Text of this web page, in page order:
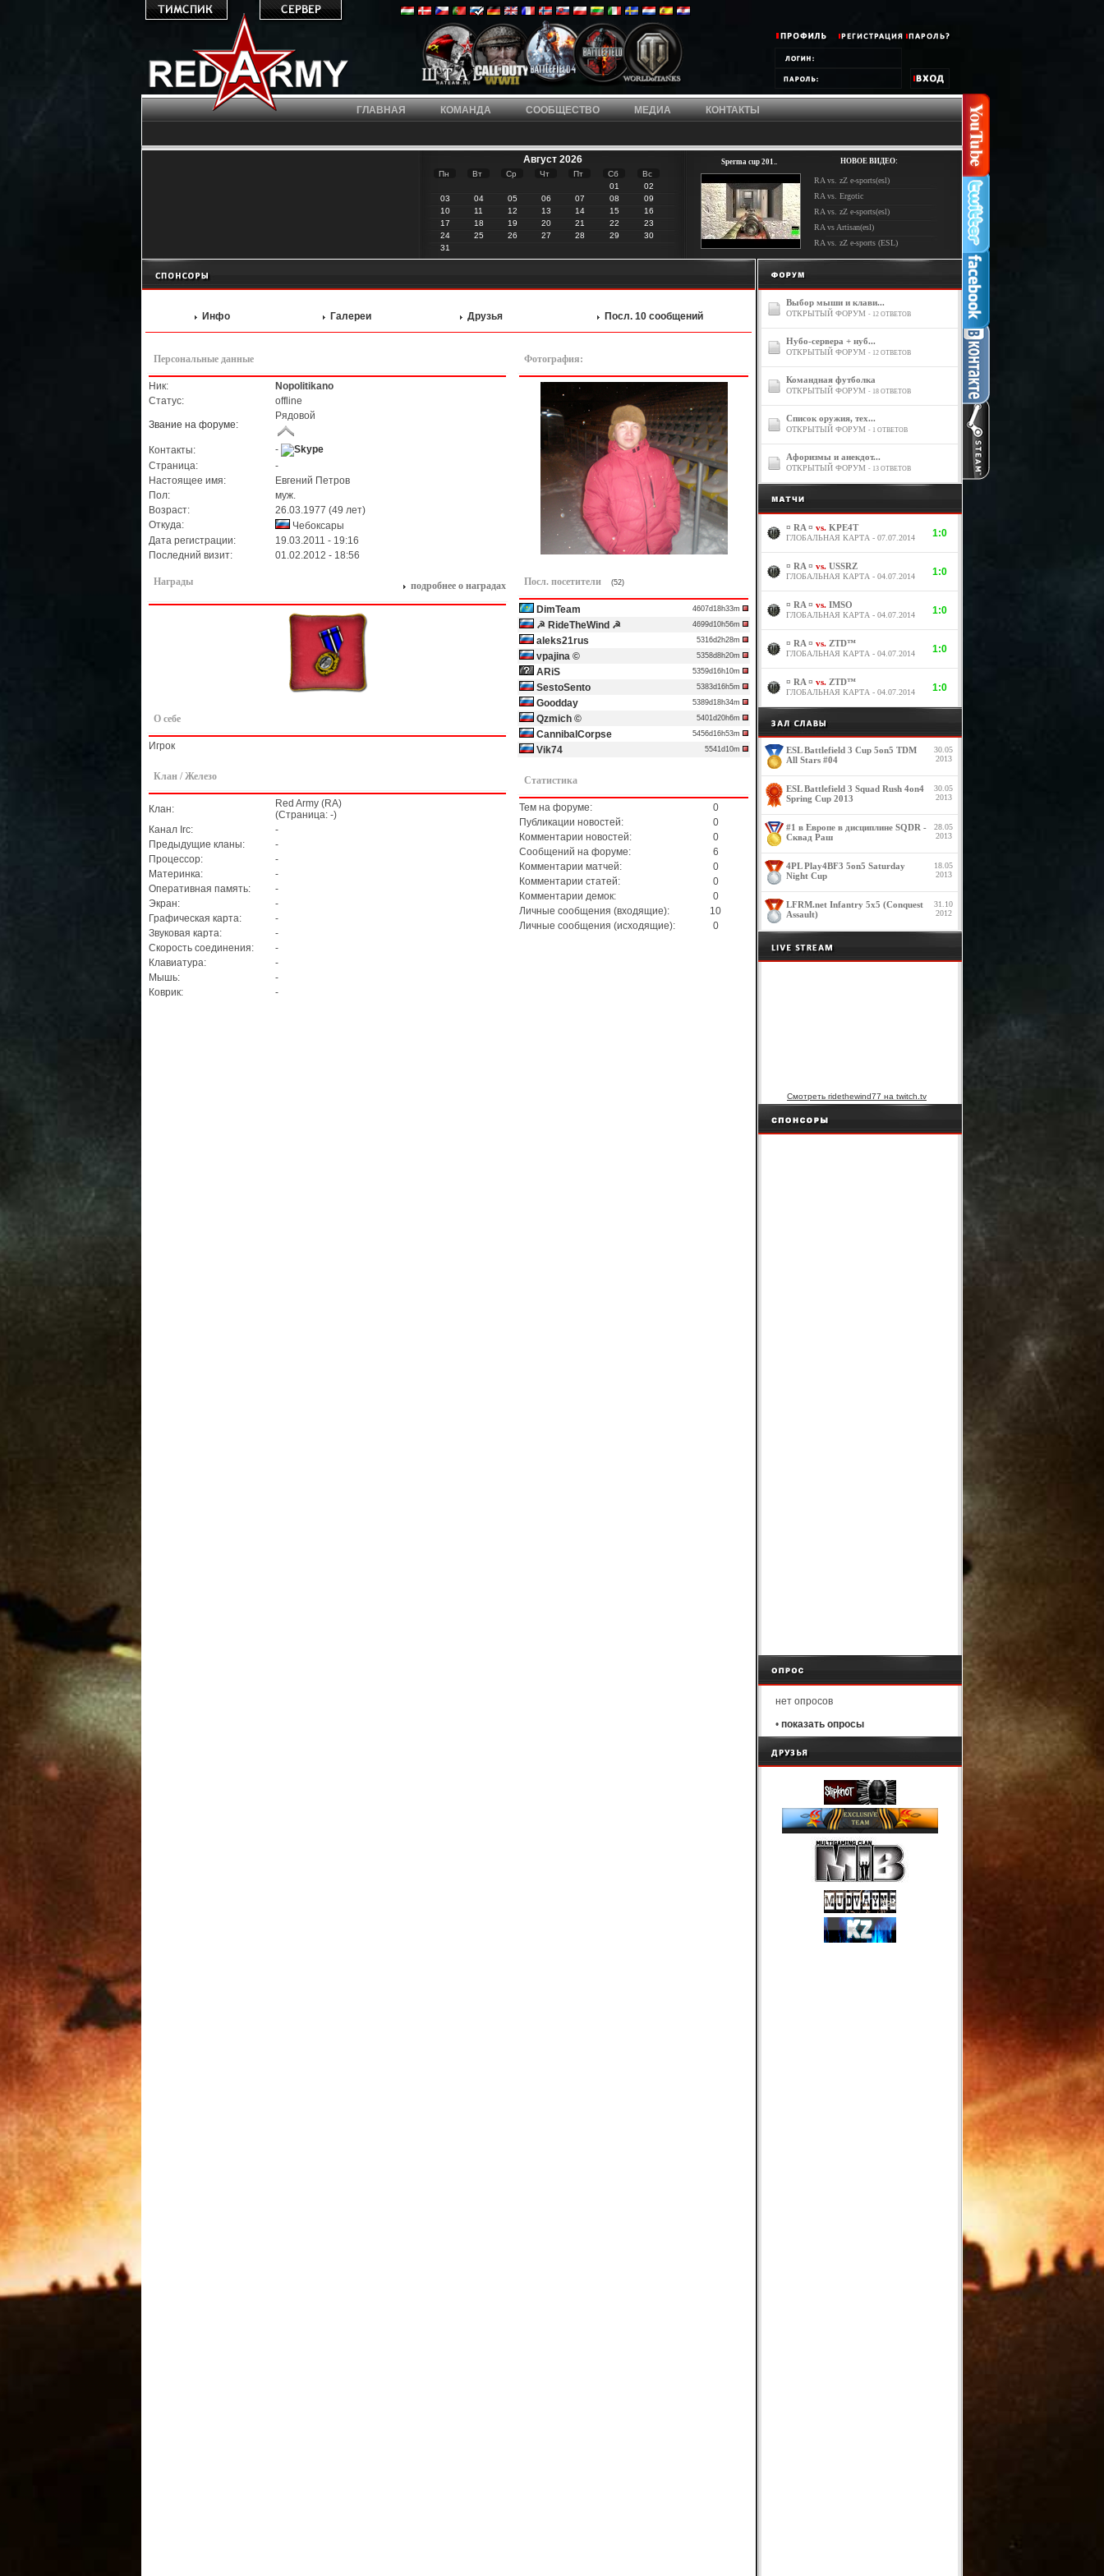
ГЛАВНАЯ КОМАНДА СООБЩЕСТВО МЕДИА КОНТАКТЫ
Август 2026
Пн Вт Ср Чт Пт Сб
Вс
01
02
03
04 05 06 07 08
09
10
11 12 13 14 15
16
17
18 19 20 21 22
23
24
25 26 27 28 29
30
31
Sperma cup 201.. НОВОЕ ВИДЕО:
RA vs. zZ e-sports(esl)
RA vs. Ergotic
RA vs. zZ e-sports(esl)
RA vs Artisan(esl)
RA vs. zZ e-sports (ESL)
Инфо Галереи Друзья Посл. 10 сообщений
Персональные данные
Ник:
Nopolitikano
Статус:
offline
Звание на форуме:
Рядовой
Контакты:
-
Страница:
-
Настоящее имя:
Евгений Петров
Пол:
муж.
Возраст:
26.03.1977 (49 лет)
Откуда:
Чебоксары
Дата регистрации:
19.03.2011 - 19:16
Последний визит:
01.02.2012 - 18:56
Награды подробнее о наградах
О себе
Игрок
Клан / Железо
Клан:
Red Army (RA)
(Страница: -)
Канал Irc:
-
Предыдущие кланы:
-
Процессор:
-
Материнка:
-
Оперативная память:
-
Экран:
-
Графическая карта:
-
Звуковая карта:
-
Скорость соединения:
-
Клавиатура:
-
Мышь:
-
Коврик:
-
Фотография:
Посл. посетители (52)
DimTeam 4607d18h33m
☭ RideTheWind ☭ 4699d10h56m
aleks21rus 5316d2h28m
vpajina © 5358d8h20m
ARiS 5359d16h10m
SestoSento 5383d16h5m
Goodday 5389d18h34m
Qzmich © 5401d20h6m
CannibalCorpse 5456d16h53m
Vik74 5541d10m
Статистика
Тем на форуме:
0
Публикации новостей:
0
Комментарии новостей:
0
Сообщений на форуме:
6
Комментарии матчей:
0
Комментарии статей:
0
Комментарии демок:
0
Личные сообщения (входящие):
10
Личные сообщения (исходящие):
0
Выбор мыши и клави...
ОТКРЫТЫЙ ФОРУМ - 12 ОТВЕТОВ
Нубо-сервера + нуб...
ОТКРЫТЫЙ ФОРУМ - 12 ОТВЕТОВ
Командная футболка
ОТКРЫТЫЙ ФОРУМ - 18 ОТВЕТОВ
Список оружия, тех...
ОТКРЫТЫЙ ФОРУМ - 1 ОТВЕТОВ
Афоризмы и анекдот...
ОТКРЫТЫЙ ФОРУМ - 13 ОТВЕТОВ
¤ RA ¤ vs. KPE4T
ГЛОБАЛЬНАЯ КАРТА - 07.07.2014 1:0
¤ RA ¤ vs. USSRZ
ГЛОБАЛЬНАЯ КАРТА - 04.07.2014 1:0
¤ RA ¤ vs. IMSO
ГЛОБАЛЬНАЯ КАРТА - 04.07.2014 1:0
¤ RA ¤ vs. ZTD™
ГЛОБАЛЬНАЯ КАРТА - 04.07.2014 1:0
¤ RA ¤ vs. ZTD™
ГЛОБАЛЬНАЯ КАРТА - 04.07.2014 1:0
ESL Battlefield 3 Cup 5on5 TDM
All Stars #04
30.05
2013
ESL Battlefield 3 Squad Rush 4on4
Spring Cup 2013
30.05
2013
#1 в Европе в дисциплине SQDR -
Сквад Раш
28.05
2013
4PL Play4BF3 5on5 Saturday
Night Cup
18.05
2013
LFRM.net Infantry 5x5 (Conquest
Assault)
31.10
2012
Смотреть ridethewind77 на twitch.tv
нет опросов
• показать опросы